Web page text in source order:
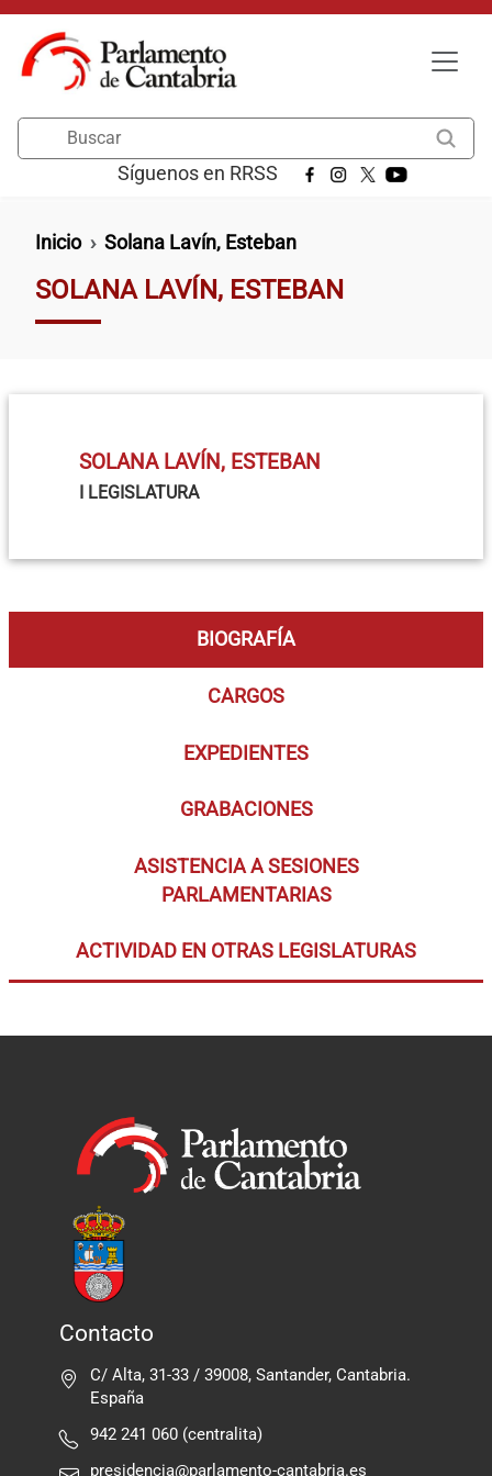
Pasar al contenido principal
Síguenos en RRSS
Ruta de navegación
Inicio Solana Lavín, Esteban
SOLANA LAVÍN, ESTEBAN
SOLANA LAVÍN, ESTEBAN
I LEGISLATURA
BIOGRAFÍA
CARGOS
EXPEDIENTES
GRABACIONES
ASISTENCIA A SESIONES
PARLAMENTARIAS
ACTIVIDAD EN OTRAS LEGISLATURAS
Contacto
C/ Alta, 31-33 / 39008, Santander, Cantabria.
España
942 241 060 (centralita)
presidencia@parlamento-cantabria.es